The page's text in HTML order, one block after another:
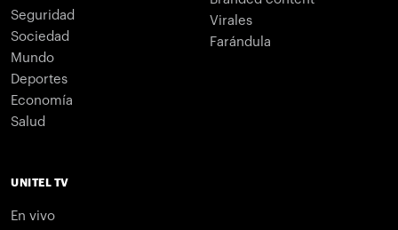
Seguridad
Sociedad
Mundo
Deportes
Economía
Salud
Virales
Farándula
UNITEL TV
En vivo